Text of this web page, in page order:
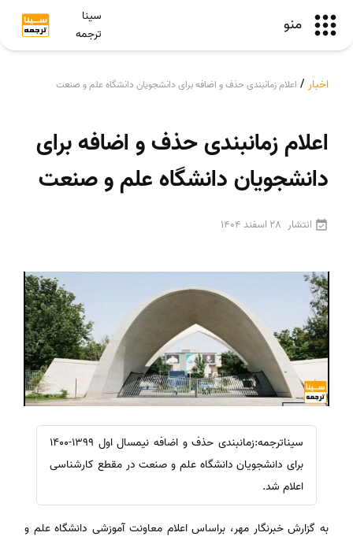
منو
سینا
ترجمه
اخبار / اعلام زمانبندی حذف و اضافه برای دانشجویان دانشگاه علم و صنعت
اعلام زمانبندی حذف و اضافه برای
دانشجویان دانشگاه علم و صنعت
انتشار 28 اسفند 1404
سیناترجمه:زمانبندی حذف و اضافه نیمسال اول 1399-1400
برای دانشجویان دانشگاه علم و صنعت در مقطع کارشناسی
اعلام شد.
به گزارش خبرنگار مهر، براساس اعلام معاونت آموزشی دانشگاه علم و